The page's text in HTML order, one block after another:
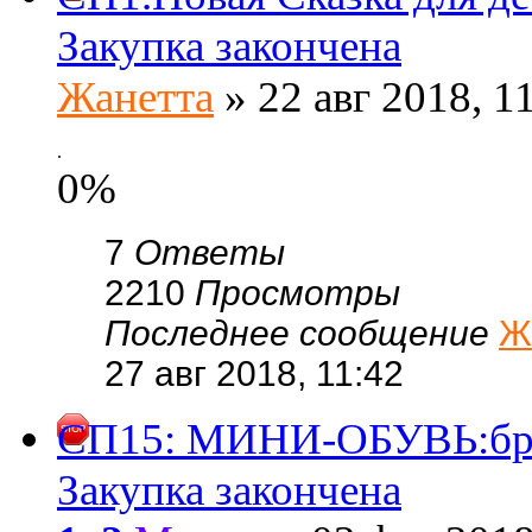
Закупка закончена
Жанетта » 22 авг 2018,
.
0%
7 Ответы
2210 Просмотры
Последнее сообщение
27 авг 2018, 11:42
СП15: МИНИ-
Закупка закончена